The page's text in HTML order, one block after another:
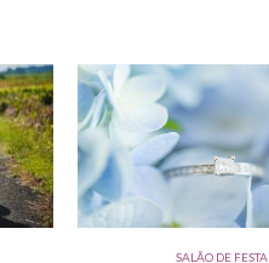
SALÃO DE FESTA